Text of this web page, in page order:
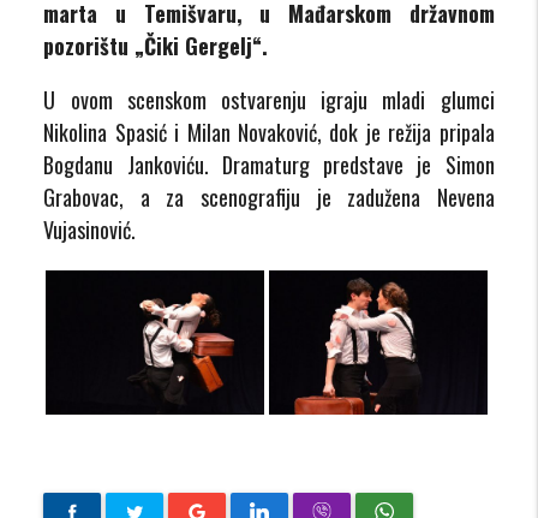
marta u Temišvaru, u Mađarskom državnom
pozorištu „Čiki Gergelj“.
U ovom scenskom ostvarenju igraju mladi glumci
Nikolina Spasić i Milan Novaković, dok je režija pripala
Bogdanu Jankoviću. Dramaturg predstave je Simon
Grabovac, a za scenografiju je zadužena Nevena
Vujasinović.